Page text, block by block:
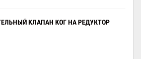
КЛАПАН КОГ НА РЕДУКТОР